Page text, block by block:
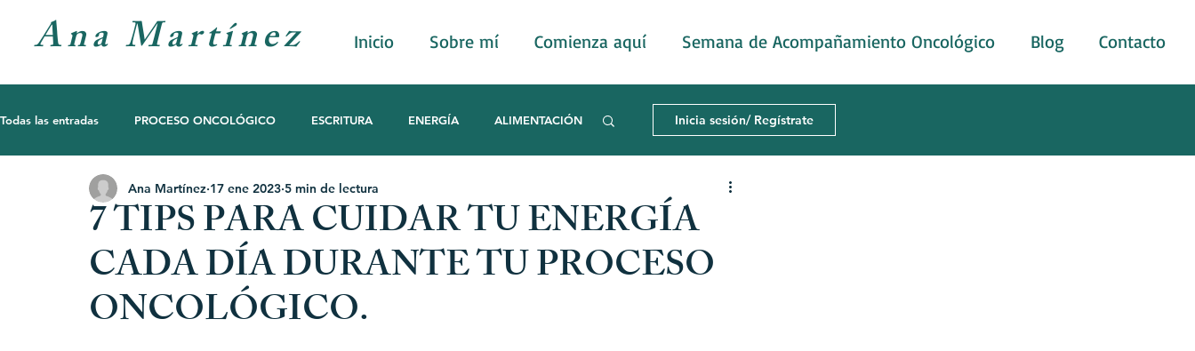
Todas las entradas PROCESO ONCOLÓGICO ESCRITURA ENERGÍA ALIMENTACIÓN
MOVIMIENTO ACOMPAÑAMIENTO DIAGNÓSTICO DE CÁNCER
AUTOCONOCIMIENTO
Inicia sesión/ Regístrate
7 TIPS PARA CUIDAR TU ENERGÍA
CADA DÍA DURANTE TU PROCESO
ONCOLÓGICO.
Ana Martínez 17 ene 2023 5 min de lectura
Ana Martínez Inicio Sobre mí Comienza aquí Semana de Acompañamiento Oncológico Blog Contacto